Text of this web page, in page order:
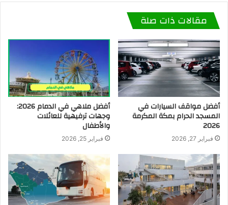
مقالات ذات صلة
أفضل مواقف السيارات في
المسجد الحرام بمكة المكرمة
2026
فبراير 27, 2026
أفضل ملاهي في الدمام 2026:
وجهات ترفيهية للعائلات
والأطفال
فبراير 25, 2026